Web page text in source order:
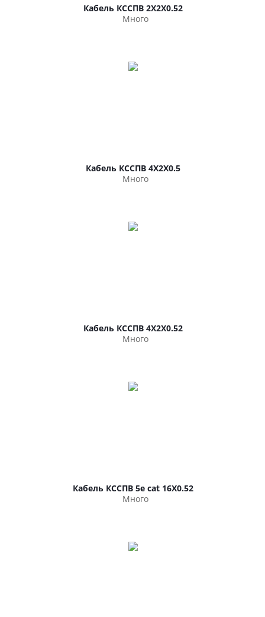
Кабель КССПВ 2Х2Х0.52
Много
Кабель КССПВ 4Х2Х0.5
Много
Кабель КССПВ 4Х2Х0.52
Много
Кабель КССПВ 5e cat 16Х0.52
Много